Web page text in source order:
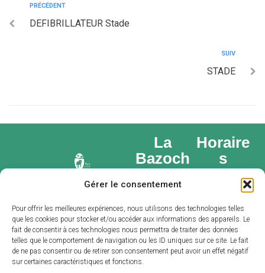
Gérer le consentement
Pour offrir les meilleures expériences, nous utilisons des technologies telles
que les cookies pour stocker et/ou accéder aux informations des appareils. Le
fait de consentir à ces technologies nous permettra de traiter des données
telles que le comportement de navigation ou les ID uniques sur ce site. Le fait
de ne pas consentir ou de retirer son consentement peut avoir un effet négatif
sur certaines caractéristiques et fonctions.
PRÉCÉDENT
DEFIBRILLATEUR Stade
SUIV
STADE
La
Bazoch
Place du
marché,
28 330 LA
BAZOCHE-
GOUET
Horaire
s
d’ouvert
Lundi : 14h –
16h
Du mardi au
vendredi :